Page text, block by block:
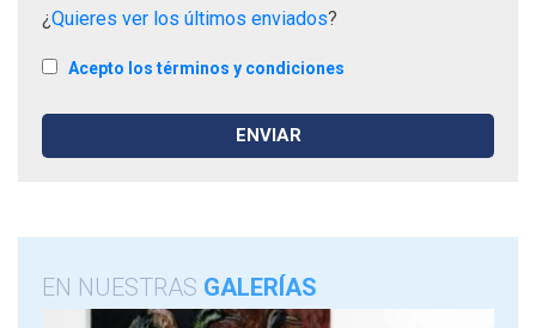
¿Quieres ver los últimos enviados?
Acepto los términos y condiciones
EN NUESTRAS GALERÍAS